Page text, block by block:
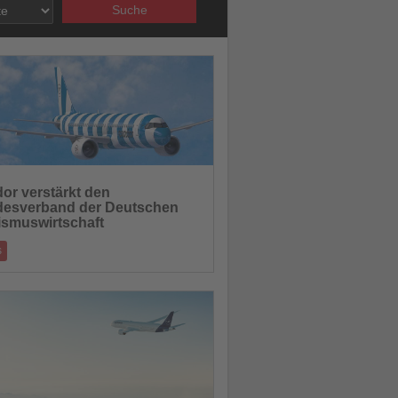
Suche
verstärkt den
der Deutschen
im Dachverband